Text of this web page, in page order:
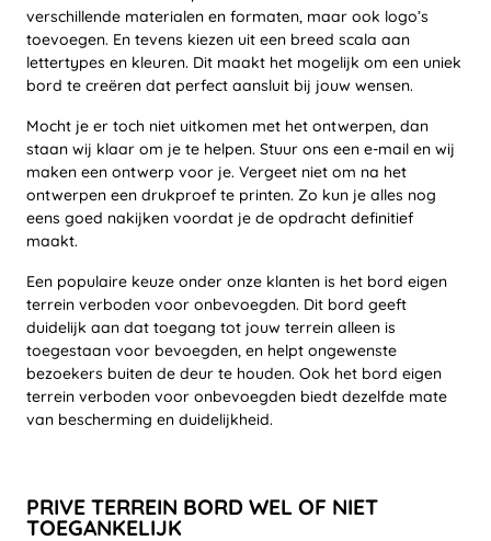
verschillende materialen en formaten, maar ook logo’s
toevoegen. En tevens kiezen uit een breed scala aan
lettertypes en kleuren. Dit maakt het mogelijk om een uniek
bord te creëren dat perfect aansluit bij jouw wensen.
Mocht je er toch niet uitkomen met het ontwerpen, dan
staan wij klaar om je te helpen. Stuur ons een e-mail en wij
maken een ontwerp voor je. Vergeet niet om na het
ontwerpen een drukproef te printen. Zo kun je alles nog
eens goed nakijken voordat je de opdracht definitief
maakt.
Een populaire keuze onder onze klanten is het bord eigen
terrein verboden voor onbevoegden. Dit bord geeft
duidelijk aan dat toegang tot jouw terrein alleen is
toegestaan voor bevoegden, en helpt ongewenste
bezoekers buiten de deur te houden. Ook het bord eigen
terrein verboden voor onbevoegden biedt dezelfde mate
van bescherming en duidelijkheid.
PRIVE TERREIN BORD WEL OF NIET
TOEGANKELIJK